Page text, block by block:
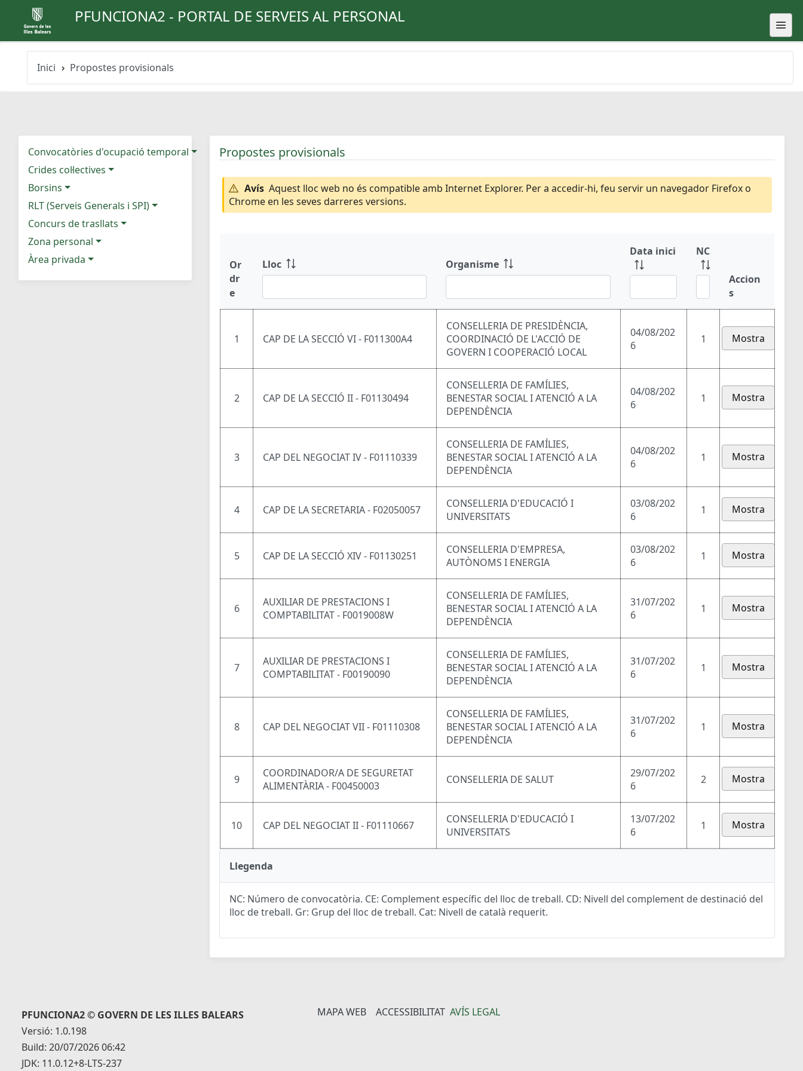
PFUNCIONA2 - PORTAL DE SERVEIS AL PERSONAL
Inici Propostes provisionals
Convocatòries d'ocupació temporal
Crides col·lectives
Borsins
RLT (Serveis Generals i SPI)
Concurs de trasllats
Zona personal
Àrea privada
Propostes provisionals
Avís Aquest lloc web no és compatible amb Internet Explorer. Per a accedir-hi, feu servir un navegador Firefox o
Chrome en les seves darreres versions.
Or
dr
e
Lloc Organisme
Data inici NC
Accion
s
1 CAP DE LA SECCIÓ VI - F011300A4
CONSELLERIA DE PRESIDÈNCIA,
COORDINACIÓ DE L'ACCIÓ DE
GOVERN I COOPERACIÓ LOCAL
04/08/202
6
1 Mostra
2 CAP DE LA SECCIÓ II - F01130494
CONSELLERIA DE FAMÍLIES,
BENESTAR SOCIAL I ATENCIÓ A LA
DEPENDÈNCIA
04/08/202
6
1 Mostra
3 CAP DEL NEGOCIAT IV - F01110339
CONSELLERIA DE FAMÍLIES,
BENESTAR SOCIAL I ATENCIÓ A LA
DEPENDÈNCIA
04/08/202
6
1 Mostra
4 CAP DE LA SECRETARIA - F02050057
CONSELLERIA D'EDUCACIÓ I
UNIVERSITATS
03/08/202
6
1 Mostra
5 CAP DE LA SECCIÓ XIV - F01130251
CONSELLERIA D'EMPRESA,
AUTÒNOMS I ENERGIA
03/08/202
6
1 Mostra
6
AUXILIAR DE PRESTACIONS I
COMPTABILITAT - F0019008W
CONSELLERIA DE FAMÍLIES,
BENESTAR SOCIAL I ATENCIÓ A LA
DEPENDÈNCIA
31/07/202
6
1 Mostra
7
AUXILIAR DE PRESTACIONS I
COMPTABILITAT - F00190090
CONSELLERIA DE FAMÍLIES,
BENESTAR SOCIAL I ATENCIÓ A LA
DEPENDÈNCIA
31/07/202
6
1 Mostra
8 CAP DEL NEGOCIAT VII - F01110308
CONSELLERIA DE FAMÍLIES,
BENESTAR SOCIAL I ATENCIÓ A LA
DEPENDÈNCIA
31/07/202
6
1 Mostra
9
COORDINADOR/A DE SEGURETAT
ALIMENTÀRIA - F00450003
CONSELLERIA DE SALUT
29/07/202
6
2 Mostra
10 CAP DEL NEGOCIAT II - F01110667
CONSELLERIA D'EDUCACIÓ I
UNIVERSITATS
13/07/202
6
1 Mostra
Llegenda
NC: Número de convocatòria. CE: Complement específic del lloc de treball. CD: Nivell del complement de destinació del
lloc de treball. Gr: Grup del lloc de treball. Cat: Nivell de català requerit.
PFUNCIONA2 © GOVERN DE LES ILLES BALEARS
Versió: 1.0.198
Build: 20/07/2026 06:42
JDK: 11.0.12+8-LTS-237
MAPA WEB ACCESSIBILITAT AVÍS LEGAL